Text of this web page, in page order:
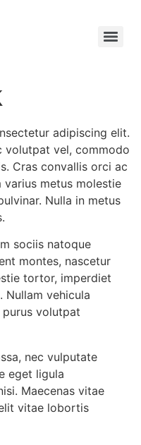
adipiscing elit.
volutpat vel, commodo
Cras convallis orci ac
varius metus molestie
Nulla in metus
sociis natoque
montes, nascetur
tortor, imperdiet
vehicula
volutpat
nec vulputate
eget ligula
Maecenas vitae
vitae lobortis